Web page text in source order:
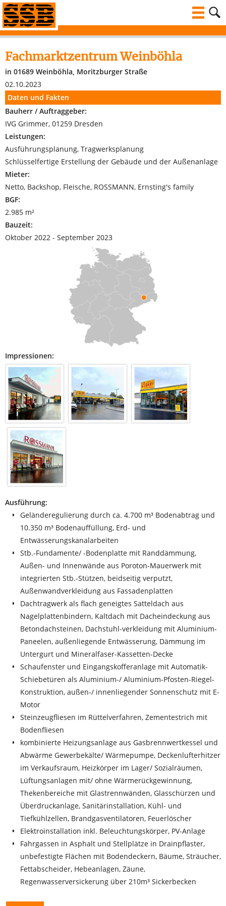
Fachmarktzentrum Weinböhla
in 01689 Weinböhla, Moritzburger Straße
02.10.2023
Daten und Fakten
Bauherr / Auftraggeber:
IVG Grimmer, 01259 Dresden
Leistungen:
Ausführungsplanung, Tragwerksplanung
Schlüsselfertige Erstellung der Gebäude und der Außenanlage
Mieter:
Netto, Backshop, Fleische, ROSSMANN, Ernsting's family
BGF:
2.985 m²
Bauzeit:
Oktober 2022 - September 2023
Impressionen:
Ausführung:
Geländeregulierung durch ca. 4.700 m³ Bodenabtrag und
10.350 m³ Bodenauffüllung, Erd- und
Entwässerungskanalarbeiten
Stb.-Fundamente/ -Bodenplatte mit Randdämmung,
Außen- und Innenwände aus Poroton-Mauerwerk mit
integrierten Stb.-Stützen, beidseitig verputzt,
Außenwandverkleidung aus Fassadenplatten
Dachtragwerk als flach geneigtes Satteldach aus
Nagelplattenbindern, Kaltdach mit Dacheindeckung aus
Betondachsteinen, Dachstuhl-verkleidung mit Aluminium-
Paneelen, außenliegende Entwässerung, Dämmung im
Untergurt und Mineralfaser-Kassetten-Decke
Schaufenster und Eingangskofferanlage mit Automatik-
Schiebetüren als Aluminium-/ Aluminium-Pfosten-Riegel-
Konstruktion, außen-/ innenliegender Sonnenschutz mit E-
Motor
Steinzeugfliesen im Rüttelverfahren, Zementestrich mit
Bodenfliesen
kombinierte Heizungsanlage aus Gasbrennwertkessel und
Abwärme Gewerbekälte/ Wärmepumpe, Deckenlufterhitzer
im Verkaufsraum, Heizkörper im Lager/ Sozialräumen,
Lüftungsanlagen mit/ ohne Wärmerückgewinnung,
Thekenbereiche mit Glastrennwänden, Glasschürzen und
Überdruckanlage, Sanitärinstallation, Kühl- und
Tiefkühlzellen, Brandgasventilatoren, Feuerlöscher
Elektroinstallation inkl. Beleuchtungskörper, PV-Anlage
Fahrgassen in Asphalt und Stellplätze in Drainpflaster,
unbefestigte Flächen mit Bodendeckern, Bäume, Sträucher,
Fettabscheider, Hebeanlagen, Zäune,
Regenwasserversickerung über 210m³ Sickerbecken